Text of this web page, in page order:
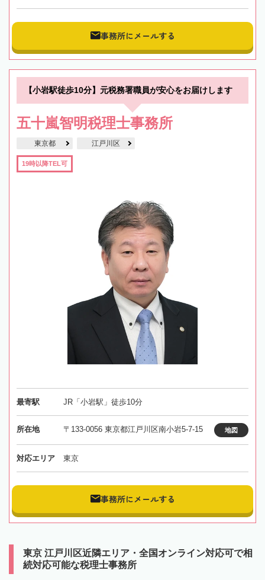
事務所にメールする
【小岩駅徒歩10分】元税務署職員が安心をお届けします
五十嵐智明税理士事務所
東京都 江戸川区
19時以降TEL可
最寄駅 JR「小岩駅」徒歩10分
所在地 〒133-0056 東京都江戸川区南小岩5-7-15 地図
対応エリア 東京
事務所にメールする
東京 江戸川区近隣エリア・全国オンライン対応可で相
続対応可能な税理士事務所